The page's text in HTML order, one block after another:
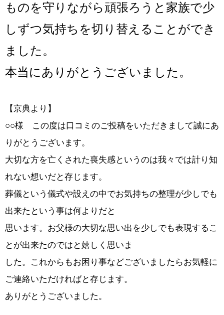
ものを守りながら頑張ろうと家族で少
しずつ気持ちを切り替えることができ
ました。
本当にありがとうございました。
【京典より】
○○様 この度は口コミのご投稿をいただきまして誠にあ
りがとうございます。
大切な方を亡くされた喪失感というのは我々では計り知
れない想いだと存じます。
葬儀という儀式や設えの中でお気持ちの整理が少しでも
出来たという事は何よりだと
思います。お父様の大切な思い出を少しでも表現するこ
とが出来たのではと嬉しく思いま
した。これからもお困り事などございましたらお気軽に
ご連絡いただければと存じます。
ありがとうございました。